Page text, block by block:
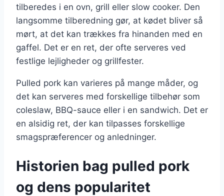
tilberedes i en ovn, grill eller slow cooker. Den
langsomme tilberedning gør, at kødet bliver så
mørt, at det kan trækkes fra hinanden med en
gaffel. Det er en ret, der ofte serveres ved
festlige lejligheder og grillfester.
Pulled pork kan varieres på mange måder, og
det kan serveres med forskellige tilbehør som
coleslaw, BBQ-sauce eller i en sandwich. Det er
en alsidig ret, der kan tilpasses forskellige
smagspræferencer og anledninger.
Historien bag pulled pork
og dens popularitet